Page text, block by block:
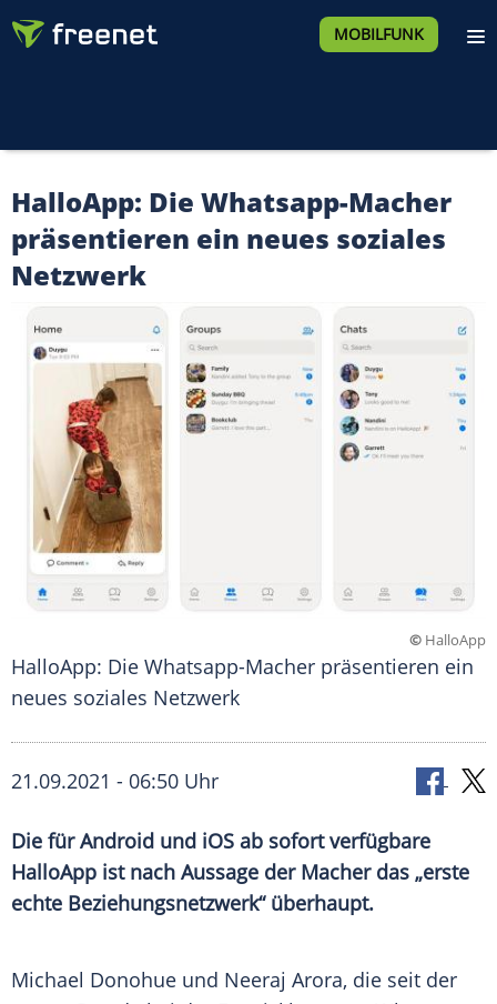
MOBILFUNK
HalloApp: Die Whatsapp-Macher
präsentieren ein neues soziales
Netzwerk
© HalloApp
HalloApp: Die Whatsapp-Macher präsentieren ein
neues soziales Netzwerk
21.09.2021 - 06:50 Uhr
Die für Android und iOS ab sofort verfügbare
HalloApp ist nach Aussage der Macher das „erste
echte Beziehungsnetzwerk“ überhaupt.
Michael Donohue und Neeraj Arora, die seit der